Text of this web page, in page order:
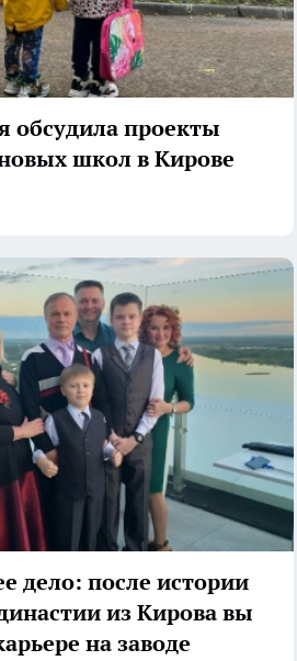
обсудила проекты
школ в Кирове
дело: после истории
из Кирова вы
на заводе